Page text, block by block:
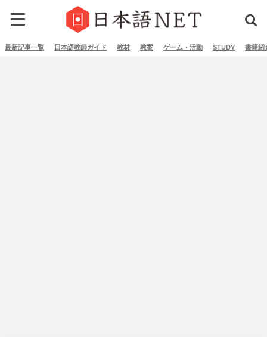
最新記事一覧 日本語教師ガイド 教材 教案 ゲーム・活動 STUDY 書籍紹